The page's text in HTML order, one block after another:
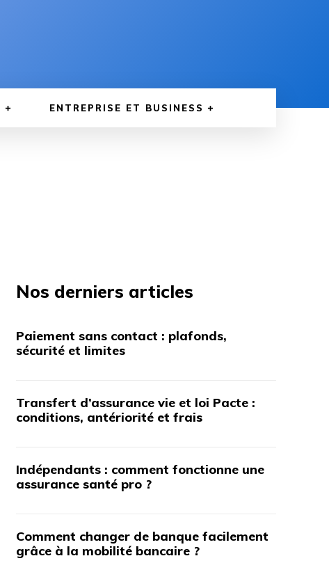
ENTREPRISE ET BUSINESS
Nos derniers articles
Paiement sans contact : plafonds,
sécurité et limites
Transfert d’assurance vie et loi Pacte :
conditions, antériorité et frais
Indépendants : comment fonctionne une
assurance santé pro ?
Comment changer de banque facilement
grâce à la mobilité bancaire ?